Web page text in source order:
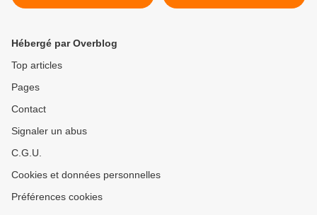
devant la chambre de
partielle dont il faudra
Hébergé par Overblog
Top articles
Pages
Contact
Signaler un abus
C.G.U.
Cookies et données personnelles
Préférences cookies